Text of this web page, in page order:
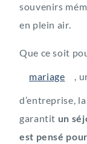
souvenirs
en plein air.
Que ce soit
mariage ,
d’entreprise,
garantit un
est pensé